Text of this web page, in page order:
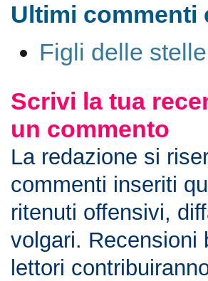
Ultimi commenti
Figli delle stelle
Scrivi la tua
un commento
La redazione si
commenti inseriti
ritenuti offensivi,
volgari. Recensioni
lettori